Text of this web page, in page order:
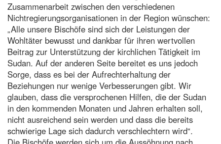
Zusammenarbeit zwischen den verschiedenen
Nichtregierungsorganisationen in der Region wünschen:
„Alle unsere Bischöfe sind sich der Leistungen der
Wohltäter bewusst und dankbar für ihren wertvollen
Beitrag zur Unterstützung der kirchlichen Tätigkeit im
Sudan. Auf der anderen Seite bereitet es uns jedoch
Sorge, dass es bei der Aufrechterhaltung der
Beziehungen nur wenige Verbesserungen gibt. Wir
glauben, dass die versprochenen Hilfen, die der Sudan
in den kommenden Monaten und Jahren erhalten soll,
nicht ausreichend sein werden und dass die bereits
schwierige Lage sich dadurch verschlechtern wird“.